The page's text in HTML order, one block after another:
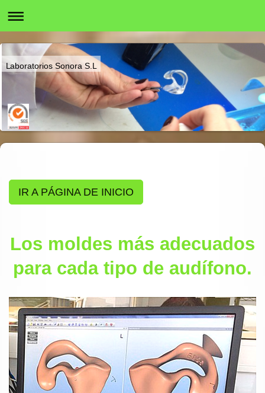
Laboratorios Sonora S.L
IR A PÁGINA DE INICIO
Los moldes más adecuados
para cada tipo de audífono.